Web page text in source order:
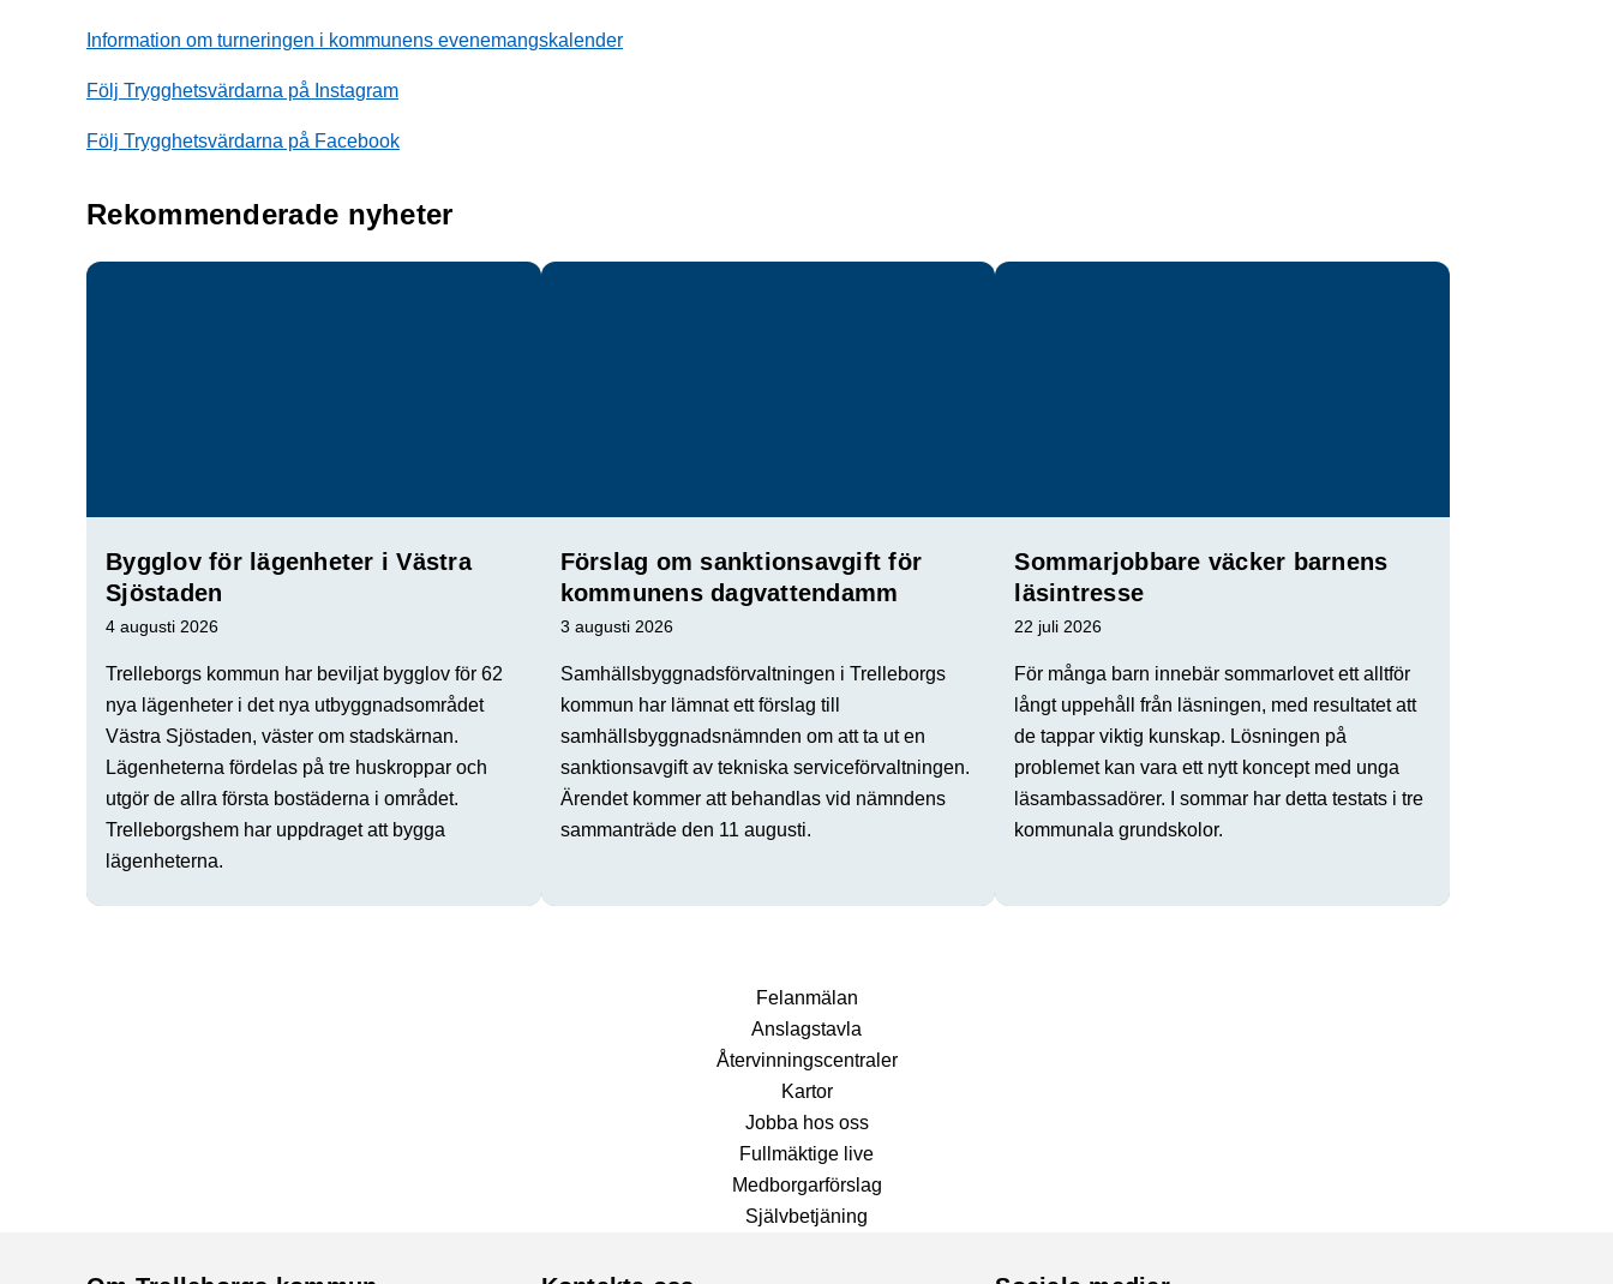
Information om turneringen i kommunens evenemangskalender
Följ Trygghetsvärdarna på Instagram
Följ Trygghetsvärdarna på Facebook
Rekommenderade nyheter
Bygglov för lägenheter i Västra
Sjöstaden
4 augusti 2026
Trelleborgs kommun har beviljat bygglov för 62
nya lägenheter i det nya utbyggnadsområdet
Västra Sjöstaden, väster om stadskärnan.
Lägenheterna fördelas på tre huskroppar och
utgör de allra första bostäderna i området.
Trelleborgshem har uppdraget att bygga
lägenheterna.
Förslag om sanktionsavgift för
kommunens dagvattendamm
3 augusti 2026
Samhällsbyggnadsförvaltningen i Trelleborgs
kommun har lämnat ett förslag till
samhällsbyggnadsnämnden om att ta ut en
sanktionsavgift av tekniska serviceförvaltningen.
Ärendet kommer att behandlas vid nämndens
sammanträde den 11 augusti.
Sommarjobbare väcker barnens
läsintresse
22 juli 2026
För många barn innebär sommarlovet ett alltför
långt uppehåll från läsningen, med resultatet att
de tappar viktig kunskap. Lösningen på
problemet kan vara ett nytt koncept med unga
läsambassadörer. I sommar har detta testats i tre
kommunala grundskolor.
Fel­anmälan
Anslags­tavla
Återvinnings­centraler
Kartor
Jobba hos oss
Fullmäktige live
Medborgarförslag
Självbetjäning